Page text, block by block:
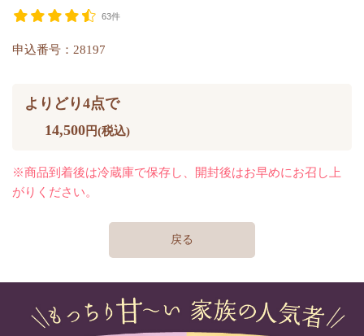
63件
申込番号：28197
よりどり4点で
14,500円(税込)
※商品到着後は冷蔵庫で保存し、開封後はお早めにお召し上
がりください。
戻る